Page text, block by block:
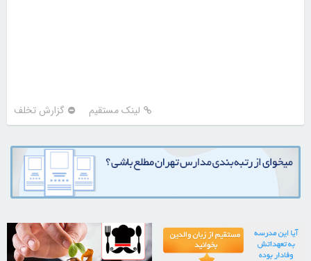
لینک مستقیم گزارش تخلف